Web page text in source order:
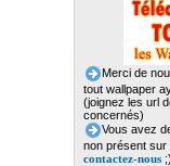
Merci de
tout wallpaper
(joignez les url
concernés)
Vous avez
non présent sur
contactez-nous;)